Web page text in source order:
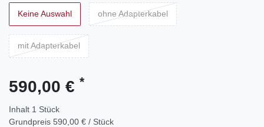
Keine Auswahl ohne Adapterkabel
mit Adapterkabel
590,00 € *
Inhalt 1 Stück
Grundpreis 590,00 € / Stück